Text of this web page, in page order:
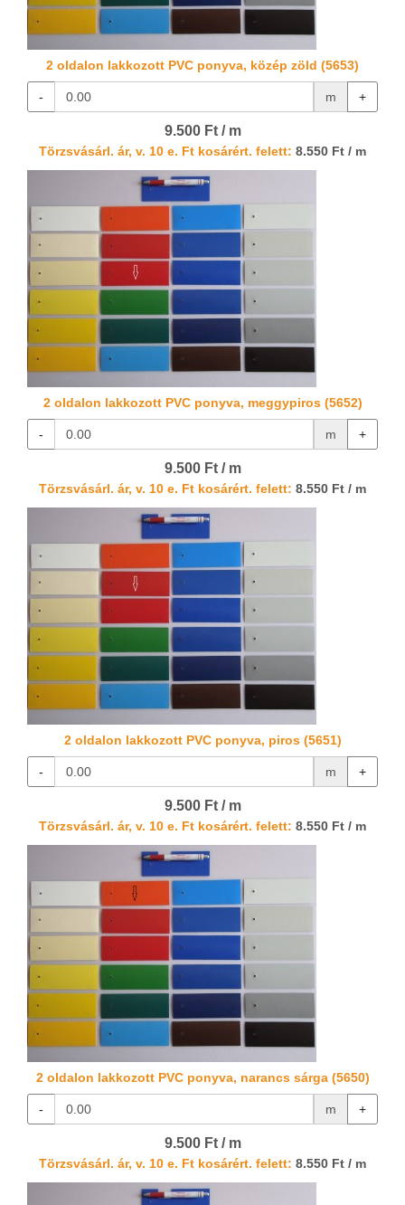
2 oldalon lakkozott PVC ponyva, közép zöld (5653)
- m +
9.500 Ft / m
Törzsvásárl. ár, v. 10 e. Ft kosárért. felett: 8.550 Ft / m
2 oldalon lakkozott PVC ponyva, meggypiros (5652)
- m +
9.500 Ft / m
Törzsvásárl. ár, v. 10 e. Ft kosárért. felett: 8.550 Ft / m
2 oldalon lakkozott PVC ponyva, piros (5651)
- m +
9.500 Ft / m
Törzsvásárl. ár, v. 10 e. Ft kosárért. felett: 8.550 Ft / m
2 oldalon lakkozott PVC ponyva, narancs sárga (5650)
- m +
9.500 Ft / m
Törzsvásárl. ár, v. 10 e. Ft kosárért. felett: 8.550 Ft / m